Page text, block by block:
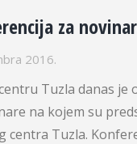
za
2016.
Tuzla danas je
na kojem su
centra Tuzla.